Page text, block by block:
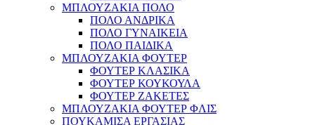
ΜΠΛΟΥΖΑΚΙΑ ΠΟΛΟ
ΠΟΛΟ ΑΝΔΡΙΚΑ
ΠΟΛΟ ΓΥΝΑΙΚΕΙΑ
ΠΟΛΟ ΠΑΙΔΙΚΑ
ΜΠΛΟΥΖΑΚΙΑ ΦΟΥΤΕΡ
ΦΟΥΤΕΡ ΚΛΑΣΙΚΑ
ΦΟΥΤΕΡ ΚΟΥΚΟΥΛΑ
ΦΟΥΤΕΡ ΖΑΚΕΤΕΣ
ΜΠΛΟΥΖΑΚΙΑ ΦΟΥΤΕΡ ΦΛΙΣ
ΠΟΥΚΑΜΙΣΑ ΕΡΓΑΣΙΑΣ